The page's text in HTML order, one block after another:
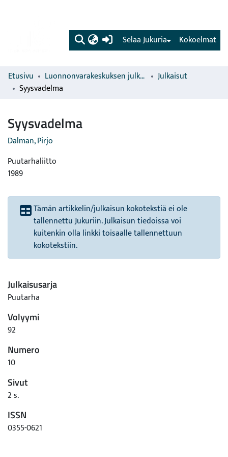
(current) Kokoelmat
Selaa Jukuria
Etusivu Luonnonvarakeskuksen julkaisut
Julkaisut
Syysvadelma
Syysvadelma
Dalman, Pirjo
Puutarhaliitto
1989
Tämän artikkelin/julkaisun kokotekstiä ei ole
tallennettu Jukuriin. Julkaisun tiedoissa voi
kuitenkin olla linkki toisaalle tallennettuun
kokotekstiin.
Julkaisusarja
Puutarha
Volyymi
92
Numero
10
Sivut
2 s.
ISSN
0355-0621